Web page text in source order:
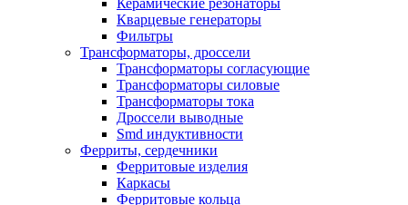
Кварцевые генераторы
Фильтры
Трансформаторы, дроссели
Трансформаторы согласующие
Трансформаторы силовые
Трансформаторы тока
Дроссели выводные
Smd индуктивности
Ферриты, сердечники
Ферритовые изделия
Каркасы
Ферритовые кольца